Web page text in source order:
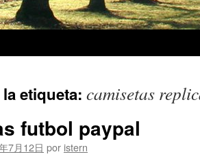
etiqueta: camisetas
futbol paypal
7月12日 por istern